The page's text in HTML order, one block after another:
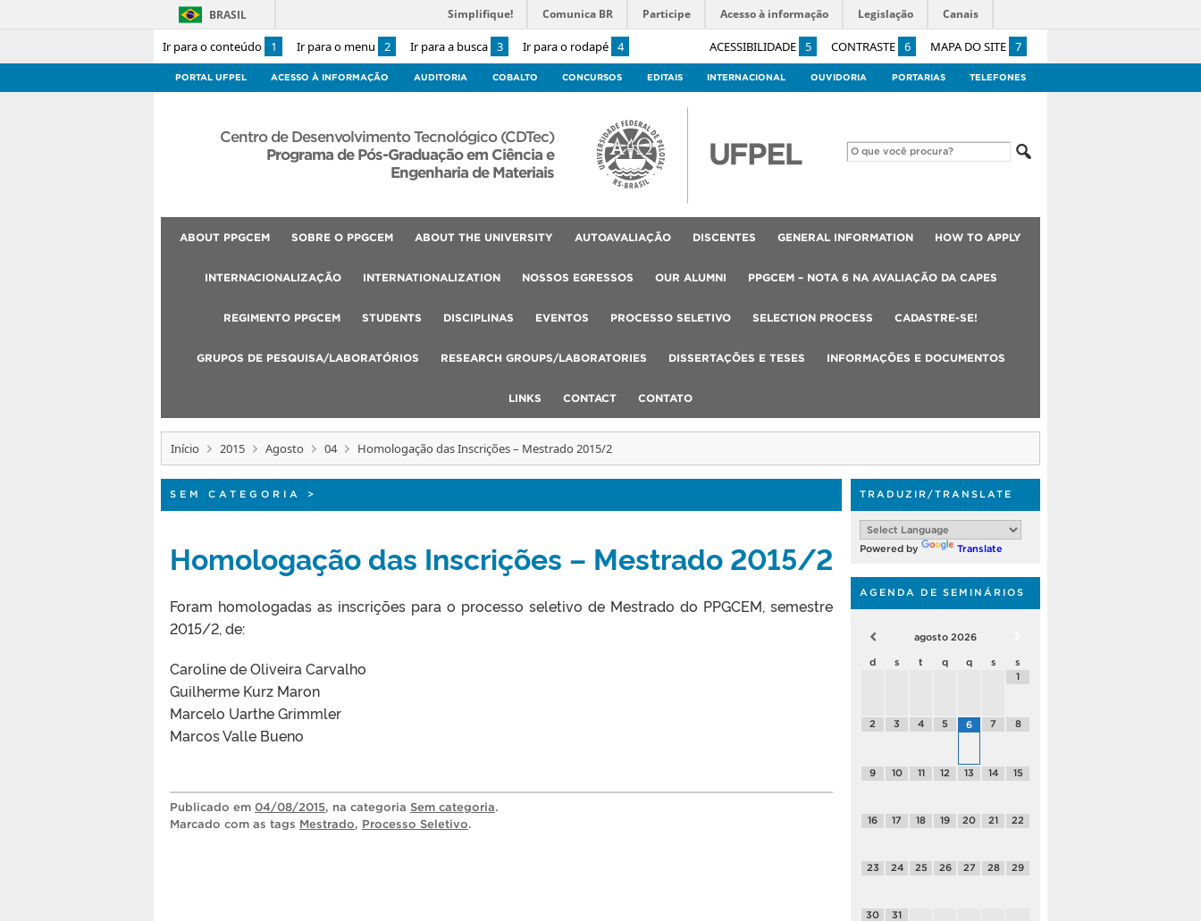
Ir para o conteúdo 1 Ir para o menu 2 Ir para a busca 3 Ir para o rodapé 4 ACESSIBILIDADE 5 CONTRASTE 6 MAPA DO SITE 7
BRASIL Simplifique! Comunica BR Participe Acesso à informação Legislação Canais
PORTAL UFPEL ACESSO À INFORMAÇÃO AUDITORIA COBALTO CONCURSOS EDITAIS INTERNACIONAL OUVIDORIA PORTARIAS TELEFONES
Centro de Desenvolvimento Tecnológico (CDTec)
Programa de Pós-Graduação em Ciência e
Engenharia de Materiais
ABOUT PPGCEM SOBRE O PPGCEM ABOUT THE UNIVERSITY AUTOAVALIAÇÃO DISCENTES GENERAL INFORMATION HOW TO APPLY
INTERNACIONALIZAÇÃO INTERNATIONALIZATION NOSSOS EGRESSOS OUR ALUMNI PPGCEM – NOTA 6 NA AVALIAÇÃO DA CAPES
REGIMENTO PPGCEM STUDENTS DISCIPLINAS EVENTOS PROCESSO SELETIVO SELECTION PROCESS CADASTRE-SE!
GRUPOS DE PESQUISA/LABORATÓRIOS RESEARCH GROUPS/LABORATORIES DISSERTAÇÕES E TESES INFORMAÇÕES E DOCUMENTOS
LINKS CONTACT CONTATO
Início 2015 Agosto 04 Homologação das Inscrições – Mestrado 2015/2
SEM CATEGORIA >
Homologação das Inscrições – Mestrado 2015/2
Foram homologadas as inscrições para o processo seletivo de Mestrado do PPGCEM, semestre
2015/2, de:
Caroline de Oliveira Carvalho
Guilherme Kurz Maron
Marcelo Uarthe Grimmler
Marcos Valle Bueno
Publicado em 04/08/2015, na categoria Sem categoria.
Marcado com as tags Mestrado, Processo Seletivo.
TRADUZIR/TRANSLATE
Powered by Translate
AGENDA DE SEMINÁRIOS
agosto 2026
d s t q q s
s
1
2 3 4 5 6 7 8
9 10 11 12 13 14 15
16 17 18 19 20 21 22
23 24 25 26 27 28 29
30 31